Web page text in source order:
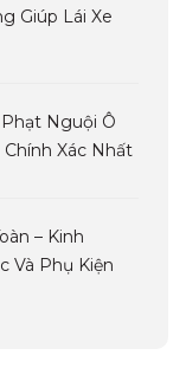
Giúp Lái Xe
Nguội Ô
Chính Xác Nhất
– Kinh
Và Phụ Kiện